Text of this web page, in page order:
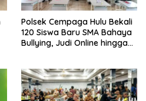
Polsek Cempaga Hulu Bekali
120 Siswa Baru SMA Bahaya
Bullying, Judi Online hingga